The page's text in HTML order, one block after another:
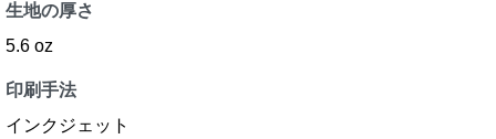
生地の厚さ
5.6 oz
印刷手法
インクジェット